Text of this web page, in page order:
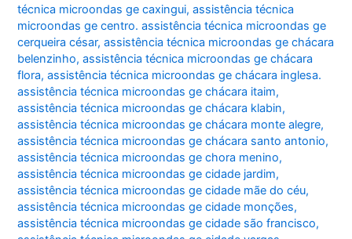
técnica microondas ge caxingui,assistência técnica
microondas ge centro. assistência técnica microondas ge
cerqueira césar,assistência técnica microondas ge chácara
belenzinho,assistência técnica microondas ge chácara
flora,assistência técnica microondas ge chácara inglesa.
assistência técnica microondas ge chácara itaim,
assistência técnica microondas ge chácara klabin,
assistência técnica microondas ge chácara monte alegre,
assistência técnica microondas ge chácara santo antonio,
assistência técnica microondas ge chora menino,
assistência técnica microondas ge cidade jardim,
assistência técnica microondas ge cidade mãe do céu,
assistência técnica microondas ge cidade monções,
assistência técnica microondas ge cidade são francisco,